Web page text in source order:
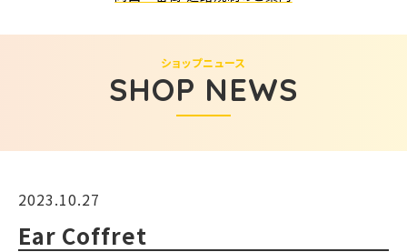
SHOP NEWS
ショップニュース
2023.10.27
Ear Coffret